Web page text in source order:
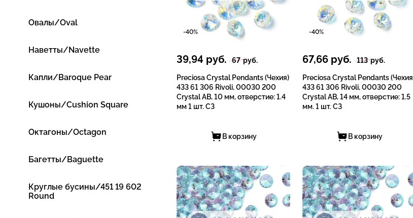
Овалы/Oval
Наветты/Navette
Капли/Baroque Pear
Кушоны/Cushion Square
Октагоны/Octagon
Багетты/Baguette
Круглые бусины/451 19 602
Round
-40%
39,94 руб. 67руб.
Preciosa Crystal Pendants (Чехия)
433 61 306 Rivoli, 00030 200
Crystal AB, 10 мм, отверстие: 1.4
мм 1 шт. СЗ
В корзину
-40%
67,66 руб. 113руб.
Preciosa Crystal Pendants
433 61 306 Rivoli, 00030 200
Crystal AB, 14 мм, отверстие: 1.5
мм. 1 шт. СЗ
В корзину